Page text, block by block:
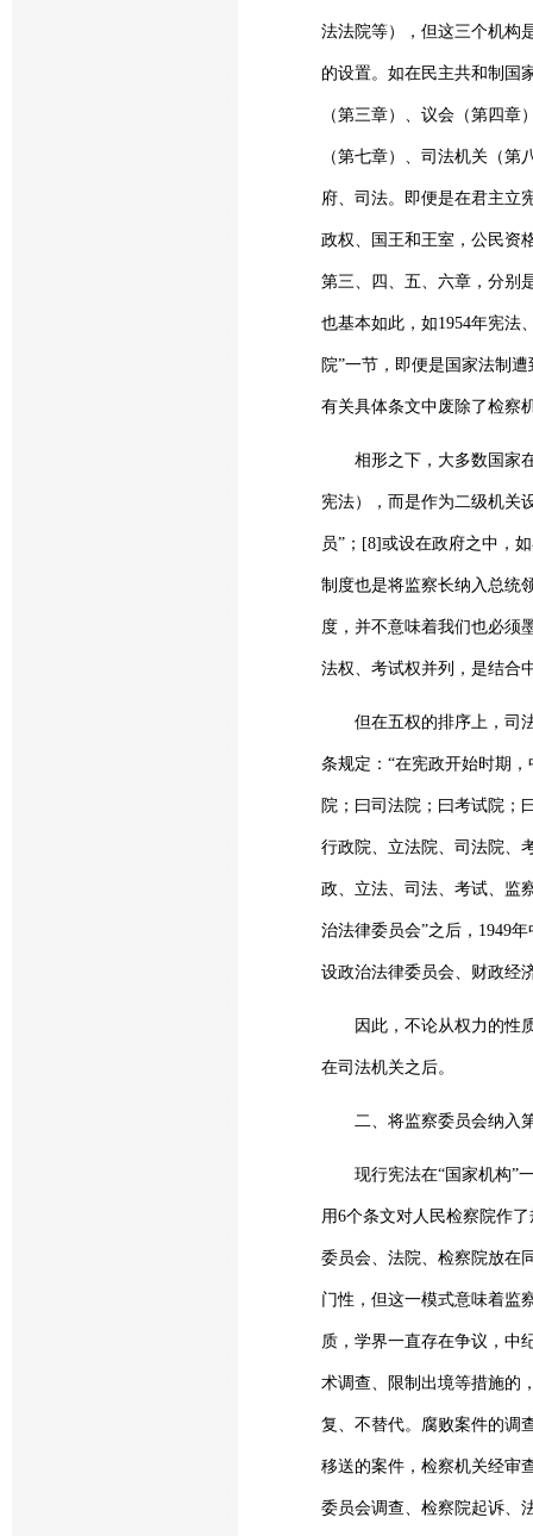
法法院等），但这三个机构
的设置。如在民主共和制国
（第三章）、议会（第四
（第七章）、司法机关（
府、司法。即便是在君主立
政权、国王和王室，公民资
第三、四、五、六章，分别
也基本如此，如1954年宪法
院”一节，即便是国家法制
有关具体条文中废除了检察
相形之下，大多数国家在
宪法），而是作为二级机关
员”；[8]或设在政府之中，
制度也是将监察长纳入总统
度，并不意味着我们也必须
法权、考试权并列，是结合
但在五权的排序上，司法
条规定：“在宪政开始时期
院；曰司法院；曰考试院；
行政院、立法院、司法院、
政、立法、司法、考试、监
治法律委员会”之后，1949
设政治法律委员会、财政经
因此，不论从权力的性质
在司法机关之后。
二、将监察委员会纳入第
现行宪法在“国家机构”一
用6个条文对人民检察院作
委员会、法院、检察院放在
门性，但这一模式意味着监
质，学界一直存在争议，中
术调查、限制出境等措施的
复、不替代。腐败案件的调
移送的案件，检察机关经审
委员会调查、检察院起诉、